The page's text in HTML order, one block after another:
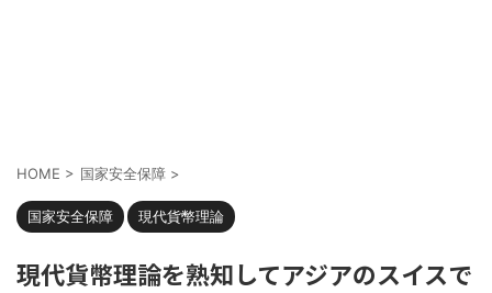
HOME > 国家安全保障 >
国家安全保障 現代貨幣理論
現代貨幣理論を熟知してアジアのスイスで